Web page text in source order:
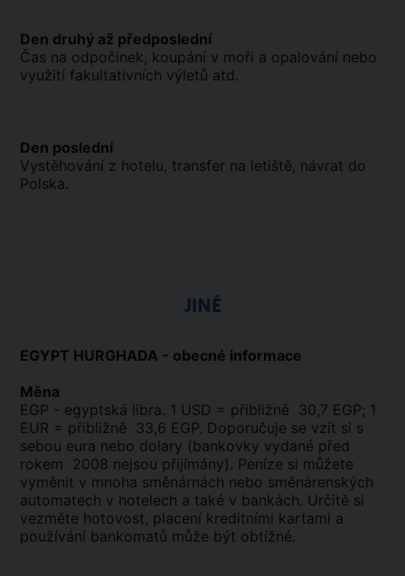
Den druhý až předposlední
Čas na odpočinek, koupání v moři a opalování nebo
využití fakultativních výletů atd.
Den poslední
Vystěhování z hotelu, transfer na letiště, návrat do
Polska.
JINÉ
EGYPT HURGHADA - obecné informace
Měna
EGP - egyptská libra. 1 USD = přibližně 30,7 EGP; 1
EUR = přibližně 33,6 EGP. Doporučuje se vzít si s
sebou eura nebo dolary (bankovky vydané před
rokem 2008 nejsou přijímány). Peníze si můžete
vyměnit v mnoha směnárnách nebo směnárenských
automatech v hotelech a také v bankách. Určitě si
vezměte hotovost, placení kreditními kartami a
používání bankomatů může být obtížné.